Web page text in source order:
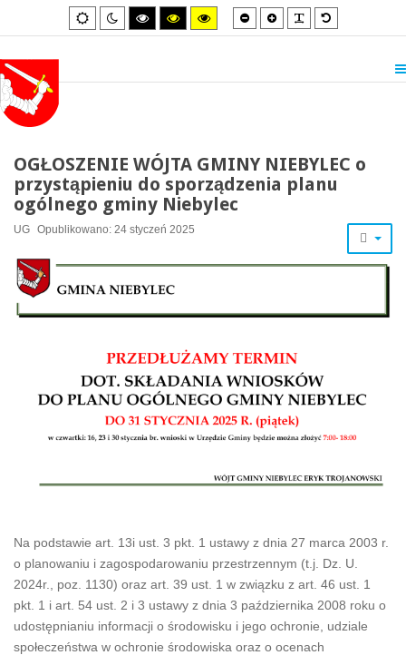
Default
mode
Night
mode
High
contrast
High
contrast
High
contrast
Smaller
font
Larger
font
Default
font
OGŁOSZENIE WÓJTA GMINY NIEBYLEC o
przystąpieniu do sporządzenia planu
ogólnego gminy Niebylec
UG Opublikowano: 24 styczeń 2025
Na podstawie art. 13i ust. 3 pkt. 1 ustawy z dnia 27 marca 2003 r.
o planowaniu i zagospodarowaniu przestrzennym (t.j. Dz. U.
2024r., poz. 1130) oraz art. 39 ust. 1 w związku z art. 46 ust. 1
pkt. 1 i art. 54 ust. 2 i 3 ustawy z dnia 3 października 2008 roku o
udostępnianiu informacji o środowisku i jego ochronie, udziale
społeczeństwa w ochronie środowiska oraz o ocenach